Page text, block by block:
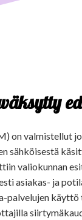
on valmistellut
sähköisestä
valiokunnan
asiakas- ja
palvelujen